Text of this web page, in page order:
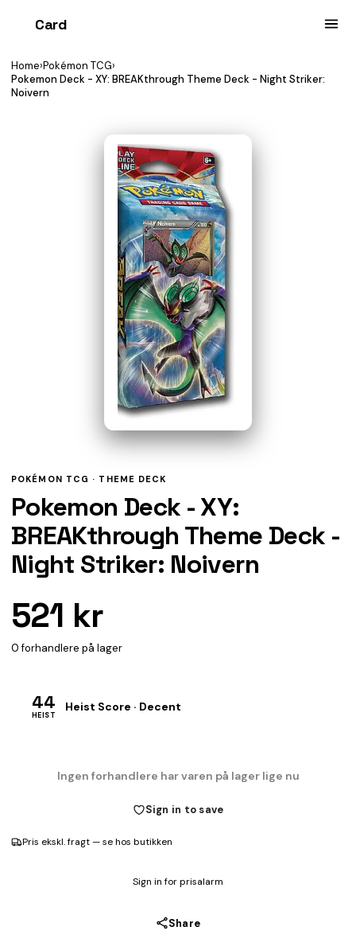
Card
Home›Pokémon TCG›
Pokemon Deck - XY: BREAKthrough Theme Deck - Night Striker:
Noivern
POKÉMON TCG · THEME DECK
Pokemon Deck - XY:
BREAKthrough Theme Deck -
Night Striker: Noivern
521 kr
0 forhandlere på lager
44
HEIST
Heist Score · Decent
Ingen forhandlere har varen på lager lige nu
Sign in to save
Pris ekskl. fragt — se hos butikken
Sign in for prisalarm
Share